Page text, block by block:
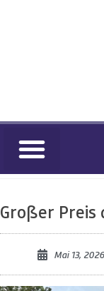
Großer Preis
Mai 13, 2026